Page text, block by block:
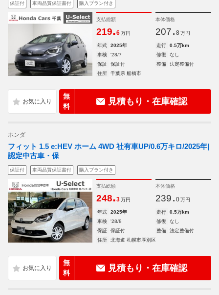
保証付 車両品質保証書付 購入プラン付き
支払総額
219.6 万円
本体価格
207. 8 万円
年式 2025年 走行
0.5万km
車検
'28/7 修復
なし
保証
保証付 整備
法定整備付
住所
千葉県 船橋市
無
料
見積もり・在庫確認
ホンダ
フィット 1.5 e:HEV ホーム 4WD 社有車UP/0.6万キロ/2025年|
認定中古車・保
保証付 車両品質保証書付 購入プラン付き
支払総額
248.3 万円
本体価格
239. 0 万円
年式 2025年 走行
0.5万km
車検
'28/8 修復
なし
保証
保証付 整備
法定整備付
住所
北海道 札幌市厚別区
無
料
見積もり・在庫確認